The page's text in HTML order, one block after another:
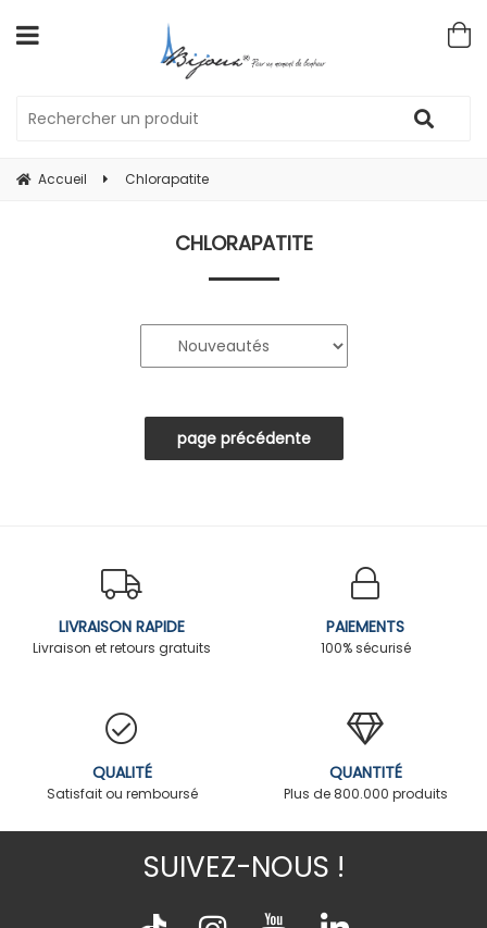
Accueil Chlorapatite
CHLORAPATITE
LIVRAISON RAPIDE
Livraison et retours gratuits
PAIEMENTS
100% sécurisé
QUALITÉ
Satisfait ou remboursé
QUANTITÉ
Plus de 800.000 produits
SUIVEZ-NOUS !